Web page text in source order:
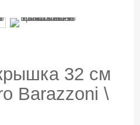
32 см
Barazzoni \